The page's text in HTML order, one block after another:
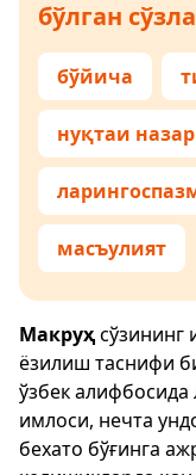
бўлган
бўйича
нуқтаи назар
масъулият
Макруҳсўзининг
ёзилиш таснифи
ўзбек
имлоси, нечта
бехато бўғинга